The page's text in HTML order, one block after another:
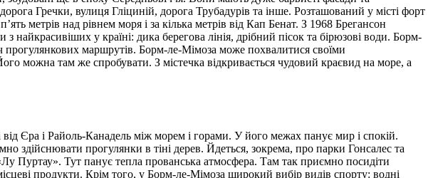
Гречки, вулиця Гліциній, дорога Трубадурів та інше. Розташований у місті форт
метрів над рівнем моря і за кілька метрів від Кап Бенат. З 1968 Брегансон
у країні: дика берегова лінія, дрібний пісок та бірюзові води. Борм-
прогулянкових маршрутів. Борм-ле-Мімоза може похвалитися своїми
можна там же спробувати. З містечка відкривається чудовий краєвид на море, а
Єра і Райоль-Канадель між морем і горами. У його межах панує мир і спокій.
здійснювати прогулянки в тіні дерев. Йдеться, зокрема, про парки Гонсалес та
Пуртау». Тут панує тепла прованська атмосфера. Там так приємно посидіти
продукти. Крім того, у Борм-ле-Мімоза широкий вибір видів спорту: водні